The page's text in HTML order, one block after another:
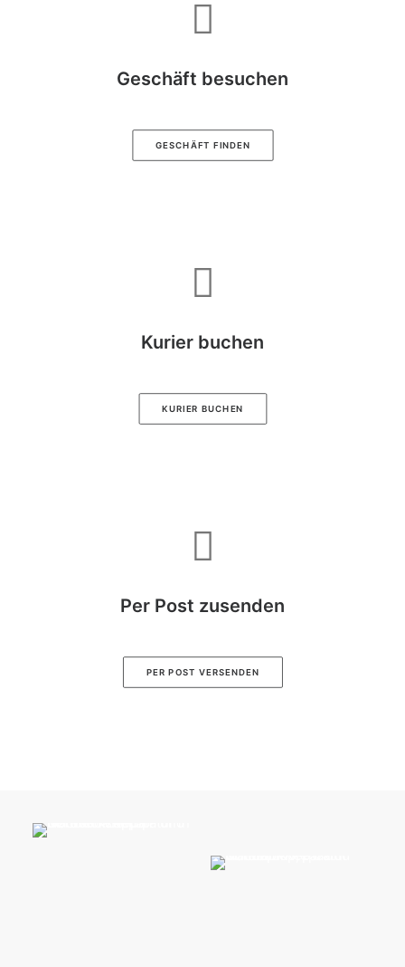
Geschäft besuchen
GESCHÄFT FINDEN
Kurier buchen
KURIER BUCHEN
Per Post zusenden
PER POST VERSENDEN